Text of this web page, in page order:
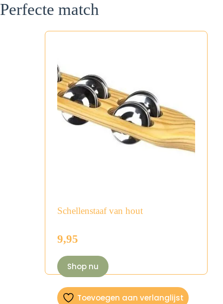
Perfecte match
Schellenstaaf van hout
9,95
Shop nu
Toevoegen aan verlanglijst